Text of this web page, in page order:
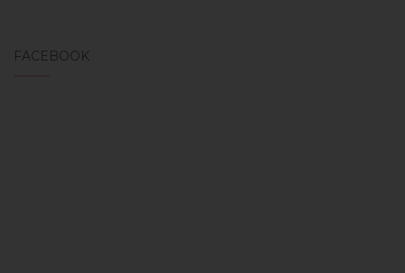
FACEBOOK